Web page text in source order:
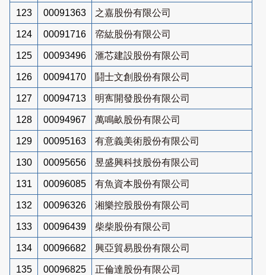
123 00091363 之嘉股份有限公司
124 00091716 帟紘股份有限公司
125 00093496 滙芯建設股份有限公司
126 00094170 鬪士文創股份有限公司
127 00094713 明寯開發股份有限公司
128 00094967 萬鳴畝股份有限公司
129 00095163 有意義美術股份有限公司
130 00095656 昱盛興科技股份有限公司
131 00096085 有魚資本股份有限公司
132 00096326 湘樂控股股份有限公司
133 00096439 柴柴股份有限公司
134 00096682 興亞貿易股份有限公司
135 00096825 正倫達股份有限公司